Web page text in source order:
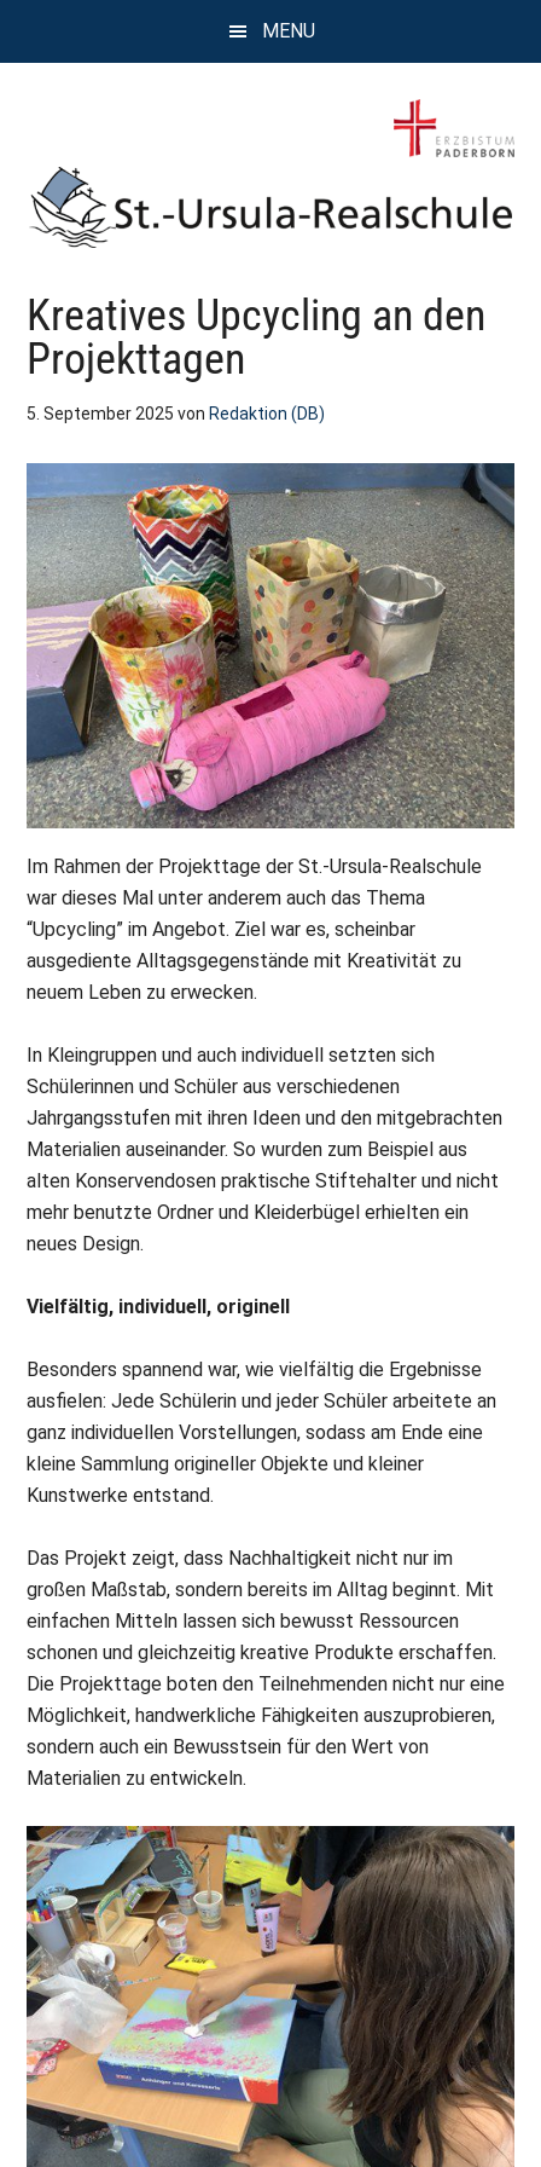
MENU
St.
Ursula
Realschule
Attendorn
Kompetenz,
Persönlichkeit,
Chancen
Kreatives Upcycling an den
Projekttagen
5. September 2025 von Redaktion (DB)
Im Rahmen der Projekttage der St.-Ursula-Realschule
war dieses Mal unter anderem auch das Thema
“Upcycling” im Angebot. Ziel war es, scheinbar
ausgediente Alltagsgegenstände mit Kreativität zu
neuem Leben zu erwecken.
In Kleingruppen und auch individuell setzten sich
Schülerinnen und Schüler aus verschiedenen
Jahrgangsstufen mit ihren Ideen und den mitgebrachten
Materialien auseinander. So wurden zum Beispiel aus
alten Konservendosen praktische Stiftehalter und nicht
mehr benutzte Ordner und Kleiderbügel erhielten ein
neues Design.
Vielfältig, individuell, originell
Besonders spannend war, wie vielfältig die Ergebnisse
ausfielen: Jede Schülerin und jeder Schüler arbeitete an
ganz individuellen Vorstellungen, sodass am Ende eine
kleine Sammlung origineller Objekte und kleiner
Kunstwerke entstand.
Das Projekt zeigt, dass Nachhaltigkeit nicht nur im
großen Maßstab, sondern bereits im Alltag beginnt. Mit
einfachen Mitteln lassen sich bewusst Ressourcen
schonen und gleichzeitig kreative Produkte erschaffen.
Die Projekttage boten den Teilnehmenden nicht nur eine
Möglichkeit, handwerkliche Fähigkeiten auszuprobieren,
sondern auch ein Bewusstsein für den Wert von
Materialien zu entwickeln.